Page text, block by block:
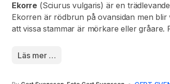
Ekorre (Sciurus vulgaris) är en
Ekorren är rödbrun på ovansidan men blir
att vissa stammar är mörkare eller
är 17-20 cm. Vikten är mellan 200 och
Läs mer …